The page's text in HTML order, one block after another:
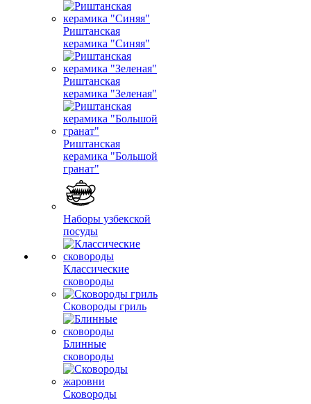
Риштанская
керамика "Синяя"
Риштанская
керамика "Зеленая"
Риштанская
керамика "Большой
гранат"
Наборы узбекской
посуды
Классические
сковороды
Сковороды гриль
Блинные
сковороды
Сковороды